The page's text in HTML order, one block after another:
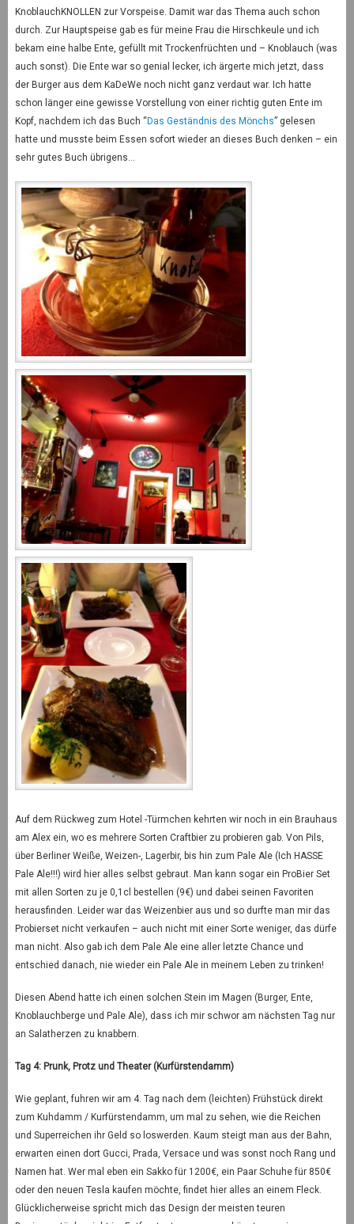
KnoblauchKNOLLEN zur Vorspeise. Damit war das Thema auch schon
durch. Zur Hauptspeise gab es für meine Frau die Hirschkeule und ich
bekam eine halbe Ente, gefüllt mit Trockenfrüchten und – Knoblauch (was
auch sonst). Die Ente war so genial lecker, ich ärgerte mich jetzt, dass
der Burger aus dem KaDeWe noch nicht ganz verdaut war. Ich hatte
schon länger eine gewisse Vorstellung von einer richtig guten Ente im
Kopf, nachdem ich das Buch “ Das Geständnis des Mönchs” gelesen
hatte und musste beim Essen sofort wieder an dieses Buch denken – ein
sehr gutes Buch übrigens…
Auf dem Rückweg zum Hotel -Türmchen kehrten wir noch in ein Brauhaus
am Alex ein, wo es mehrere Sorten Craftbier zu probieren gab. Von Pils,
über Berliner Weiße, Weizen-, Lagerbir, bis hin zum Pale Ale (Ich HASSE
Pale Ale!!!) wird hier alles selbst gebraut. Man kann sogar ein ProBier Set
mit allen Sorten zu je 0,1cl bestellen (9€) und dabei seinen Favoriten
herausfinden. Leider war das Weizenbier aus und so durfte man mir das
Probierset nicht verkaufen – auch nicht mit einer Sorte weniger, das dürfe
man nicht. Also gab ich dem Pale Ale eine aller letzte Chance und
entschied danach, nie wieder ein Pale Ale in meinem Leben zu trinken!
Diesen Abend hatte ich einen solchen Stein im Magen (Burger, Ente,
Knoblauchberge und Pale Ale), dass ich mir schwor am nächsten Tag nur
an Salatherzen zu knabbern.
Tag 4: Prunk, Protz und Theater (Kurfürstendamm)
Wie geplant, fuhren wir am 4. Tag nach dem (leichten) Frühstück direkt
zum Kuhdamm / Kurfürstendamm, um mal zu sehen, wie die Reichen
und Superreichen ihr Geld so loswerden. Kaum steigt man aus der Bahn,
erwarten einen dort Gucci, Prada, Versace und was sonst noch Rang und
Namen hat. Wer mal eben ein Sakko für 1200€, ein Paar Schuhe für 850€
oder den neuen Tesla kaufen möchte, findet hier alles an einem Fleck.
Glücklicherweise spricht mich das Design der meisten teuren